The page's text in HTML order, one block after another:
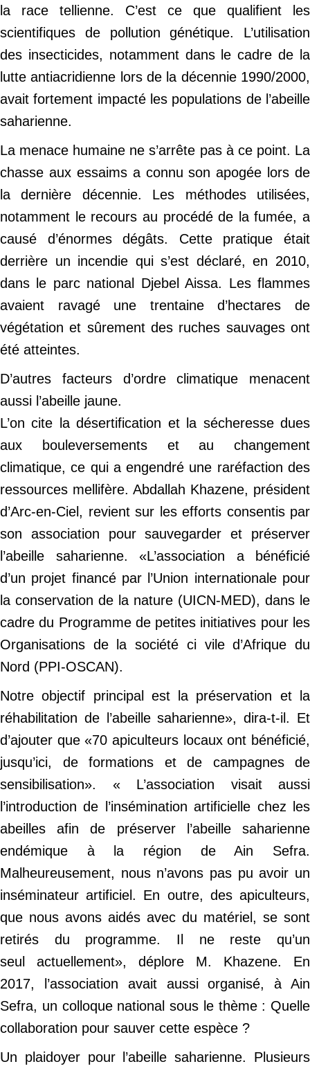
la race tellienne. C’est ce que qualifient les
scientifiques de pollution génétique. L’utilisation
des insecticides, notamment dans le cadre de la
lutte antiacridienne lors de la décennie 1990/2000,
avait fortement impacté les populations de l’abeille
saharienne.
La menace humaine ne s’arrête pas à ce point. La
chasse aux essaims a connu son apogée lors de
la dernière décennie. Les méthodes utilisées,
notamment le recours au procédé de la fumée, a
causé d’énormes dégâts. Cette pratique était
derrière un incendie qui s’est déclaré, en 2010,
dans le parc national Djebel Aissa. Les flammes
avaient ravagé une trentaine d’hectares de
végétation et sûrement des ruches sauvages ont
été atteintes.
D’autres facteurs d’ordre climatique menacent
aussi l’abeille jaune.
L’on cite la désertification et la sécheresse dues
aux bouleversements et au changement
climatique, ce qui a engendré une raréfaction des
ressources mellifère. Abdallah Khazene, président
d’Arc-en-Ciel, revient sur les efforts consentis par
son association pour sauvegarder et préserver
l’abeille saharienne. «L’association a bénéficié
d’un projet financé par l’Union internationale pour
la conservation de la nature (UICN-MED), dans le
cadre du Programme de petites initiatives pour les
Organisations de la société ci vile d’Afrique du
Nord (PPI-OSCAN).
Notre objectif principal est la préservation et la
réhabilitation de l’abeille saharienne», dira-t-il. Et
d’ajouter que «70 apiculteurs locaux ont bénéficié,
jusqu’ici, de formations et de campagnes de
sensibilisation». « L’association visait aussi
l’introduction de l’insémination artificielle chez les
abeilles afin de préserver l’abeille saharienne
endémique à la région de Ain Sefra.
Malheureusement, nous n’avons pas pu avoir un
inséminateur artificiel. En outre, des apiculteurs,
que nous avons aidés avec du matériel, se sont
retirés du programme. Il ne reste qu’un
seul actuellement», déplore M. Khazene. En
2017, l’association avait aussi organisé, à Ain
Sefra, un colloque national sous le thème : Quelle
collaboration pour sauver cette espèce ?
Un plaidoyer pour l’abeille saharienne. Plusieurs